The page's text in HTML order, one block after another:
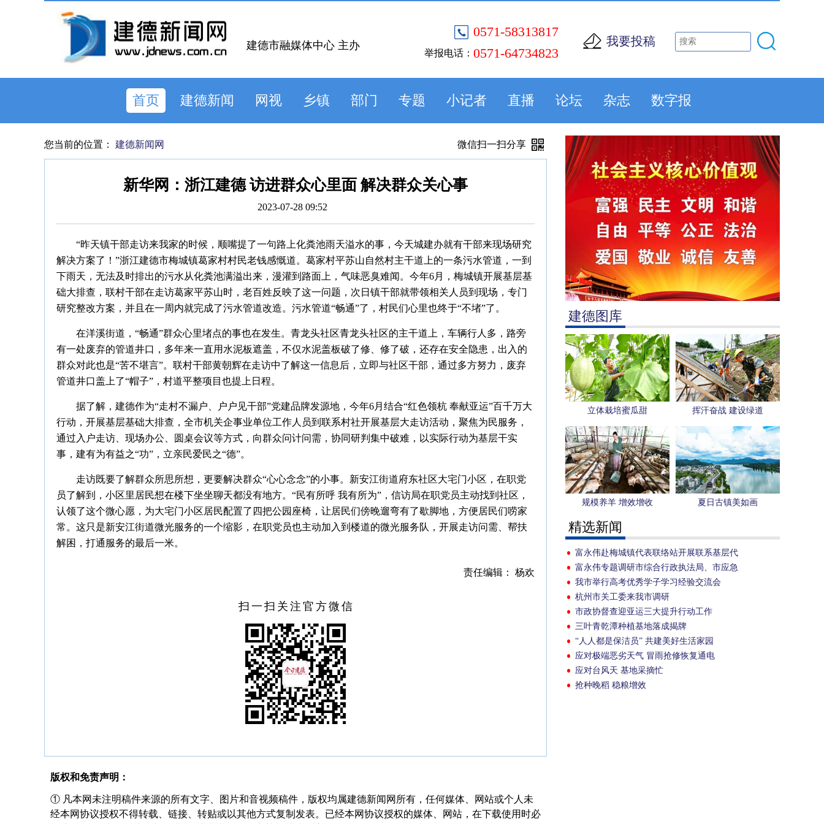
0571-58313817
举报电话： 0571-64734823
我要投稿
建德市融媒体中心 主办
首页 建德新闻 网视 乡镇 部门 专题 小记者 直播 论坛 杂志 数字报
建德图库
立体栽培蜜瓜甜 挥汗奋战 建设绿道
规模养羊 增效增收 夏日古镇美如画
精选新闻
富永伟赴梅城镇代表联络站开展联系基层代
表和人民群众活动
富永伟专题调研市综合行政执法局、市应急
管理局工作
我市举行高考优秀学子学习经验交流会
杭州市关工委来我市调研
市政协督查迎亚运三大提升行动工作
三叶青乾潭种植基地落成揭牌
“人人都是保洁员” 共建美好生活家园
应对极端恶劣天气 冒雨抢修恢复通电
应对台风天 基地采摘忙
抢种晚稻 稳粮增效
您当前的位置： 建德新闻网 微信扫一扫分享
新华网：浙江建德 访进群众心里面 解决群众关心事
2023-07-28 09:52
“昨天镇干部走访来我家的时候，顺嘴提了一句路上化粪池雨天溢水的事，今天城建办就有干部来现场研究
解决方案了！”浙江建德市梅城镇葛家村村民老钱感慨道。葛家村平苏山自然村主干道上的一条污水管道，一到
下雨天，无法及时排出的污水从化粪池满溢出来，漫灌到路面上，气味恶臭难闻。今年6月，梅城镇开展基层基
础大排查，联村干部在走访葛家平苏山时，老百姓反映了这一问题，次日镇干部就带领相关人员到现场，专门
研究整改方案，并且在一周内就完成了污水管道改造。污水管道“畅通”了，村民们心里也终于“不堵”了。
在洋溪街道，“畅通”群众心里堵点的事也在发生。青龙头社区青龙头社区的主干道上，车辆行人多，路旁
有一处废弃的管道井口，多年来一直用水泥板遮盖，不仅水泥盖板破了修、修了破，还存在安全隐患，出入的
群众对此也是“苦不堪言”。联村干部黄朝辉在走访中了解这一信息后，立即与社区干部，通过多方努力，废弃
管道井口盖上了“帽子”，村道平整项目也提上日程。
据了解，建德作为“走村不漏户、户户见干部”党建品牌发源地，今年6月结合“红色领杭 奉献亚运”百千万大
行动，开展基层基础大排查，全市机关企事业单位工作人员到联系村社开展基层大走访活动，聚焦为民服务，
通过入户走访、现场办公、圆桌会议等方式，向群众问计问需，协同研判集中破难，以实际行动为基层干实
事，建有为有益之“功”，立亲民爱民之“德”。
走访既要了解群众所思所想，更要解决群众“心心念念”的小事。新安江街道府东社区大宅门小区，在职党
员了解到，小区里居民想在楼下坐坐聊天都没有地方。“民有所呼 我有所为”，信访局在职党员主动找到社区，
认领了这个微心愿，为大宅门小区居民配置了四把公园座椅，让居民们傍晚遛弯有了歇脚地，方便居民们唠家
常。这只是新安江街道微光服务的一个缩影，在职党员也主动加入到楼道的微光服务队，开展走访问需、帮扶
解困，打通服务的最后一米。
责任编辑： 杨欢
扫一扫关注官方微信
版权和免责声明：
① 凡本网未注明稿件来源的所有文字、图片和音视频稿件，版权均属建德新闻网所有，任何媒体、网站或个人未
经本网协议授权不得转载、链接、转贴或以其他方式复制发表。已经本网协议授权的媒体、网站，在下载使用时必